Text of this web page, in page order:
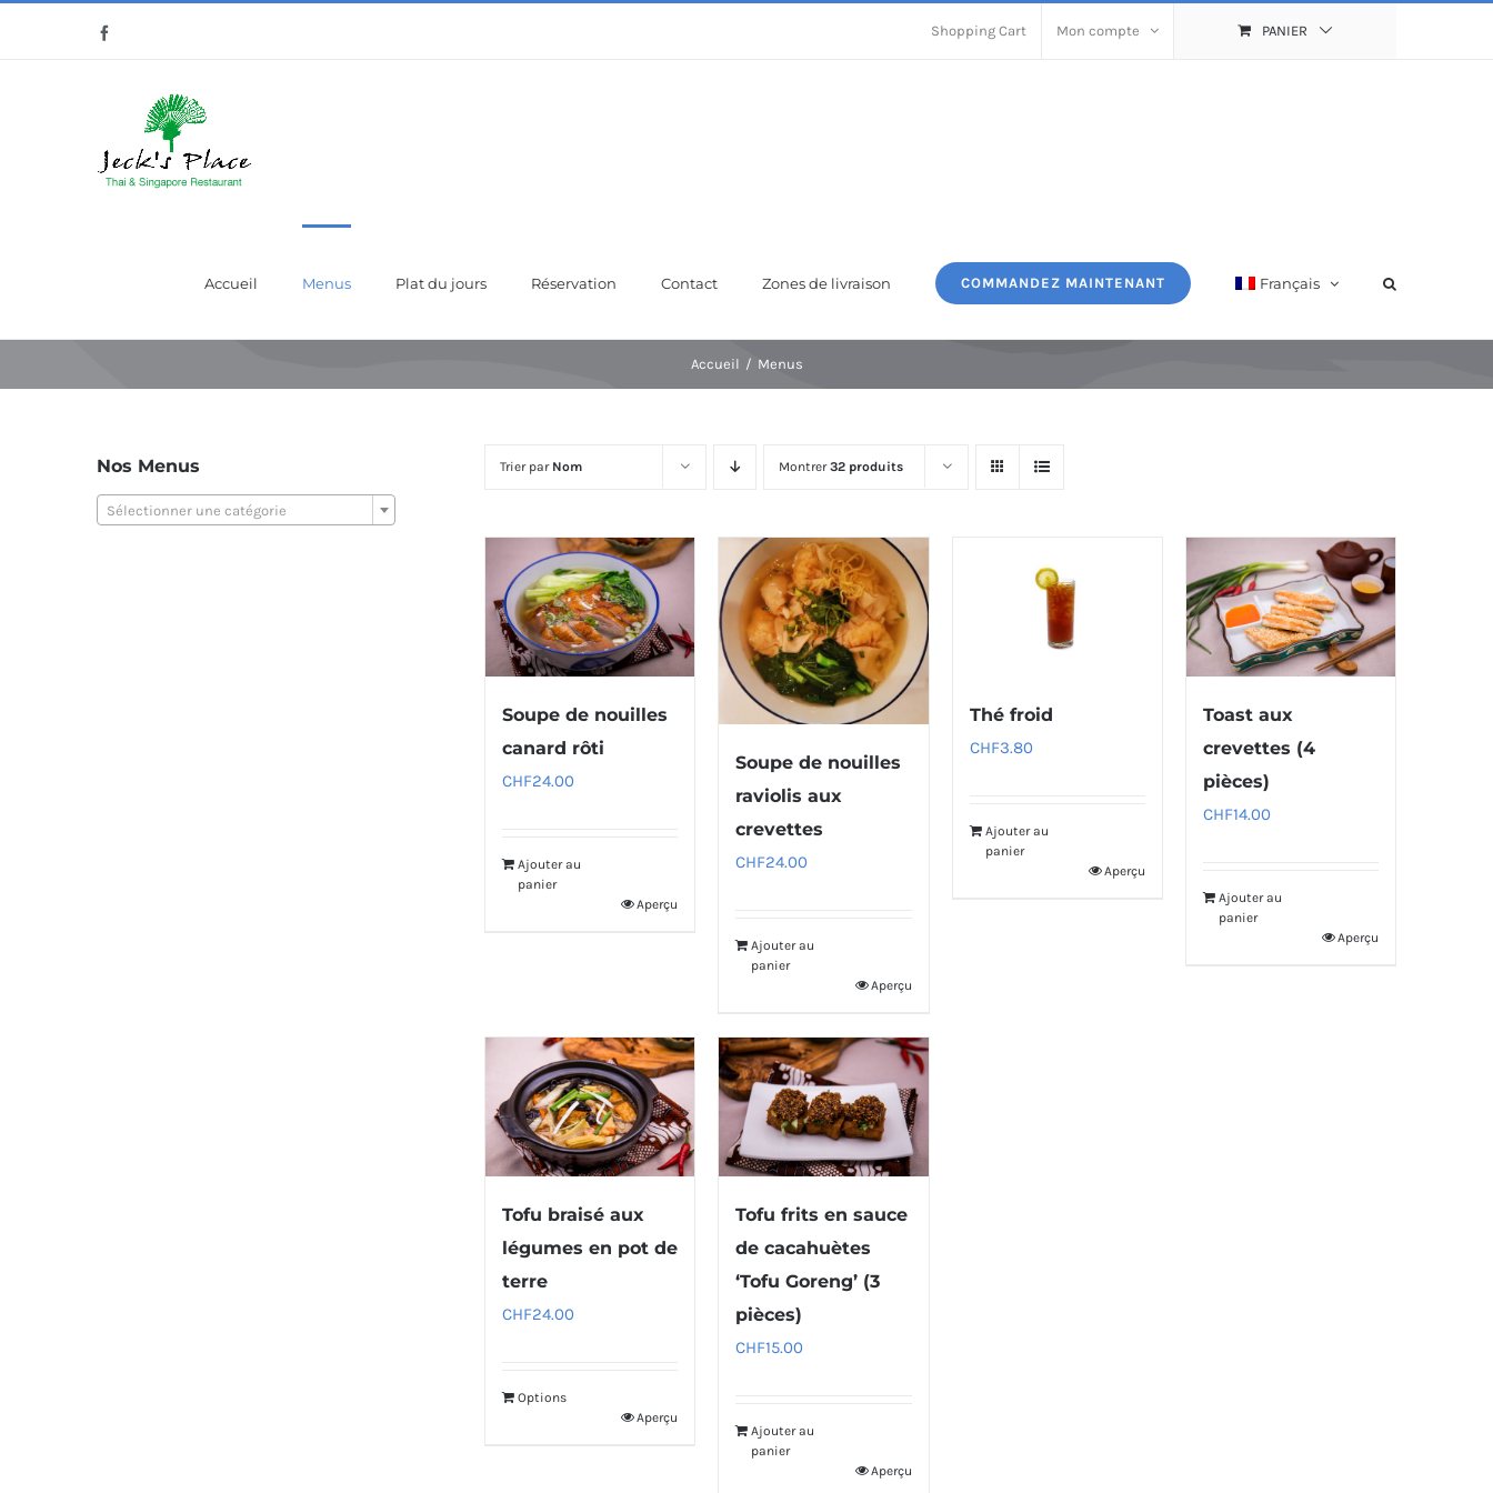
Shopping Cart Mon compte PANIER
Accueil Menus Plat du jours Réservation Contact Zones de livraison COMMANDEZ MAINTENANT Français
Accueil Menus
Trier par Nom Montrer32 produits
Soupe de nouilles
canard rôti
CHF24.00
Ajouter au
panier
Aperçu
Soupe de nouilles
raviolis aux
crevettes
CHF24.00
Ajouter au
panier
Aperçu
Thé froid
CHF3.80
Ajouter au
panier
Aperçu
Toast aux
crevettes (4
pièces)
CHF14.00
Ajouter au
panier
Aperçu
Tofu braisé aux
légumes en pot de
terre
CHF24.00
Options
Aperçu
Tofu frits en sauce
de cacahuètes
‘Tofu Goreng’ (3
pièces)
CHF15.00
Ajouter au
panier
Aperçu
Nos Menus
Sélectionner une catégorie